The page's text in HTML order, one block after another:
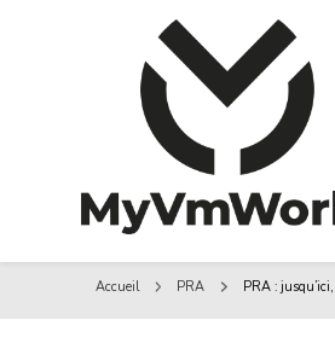
MyVMworld
MyVMworld
Accueil PRA PRA :